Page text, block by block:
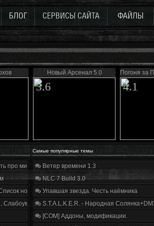
БЛОГ СЕРВИСЫ САЙТА ФАЙЛЫ
Новый Арсенал 5.0
3.6
Погоня за
4.1
Самые популярные темы
про мир, геймплей и сюжет | Разбор трейлера
нововведений
Слабоумие и отвага
Ветер времени 1.3
NLC 7 Build 3.0
Упавшая звезда. Честь наёмника
S.T.A.L.K.E.R. - Народная
[COM] Аддоны, модификации.